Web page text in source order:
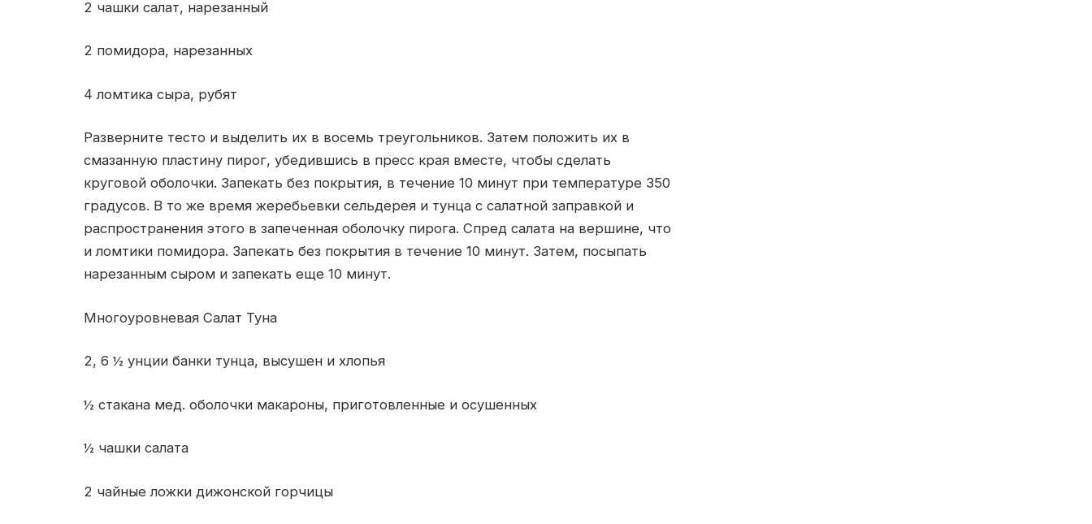
2 чашки салат, нарезанный
2 помидора, нарезанных
4 ломтика сыра, рубят
Разверните тесто и выделить их в восемь треугольников. Затем положить их в
смазанную пластину пирог, убедившись в пресс края вместе, чтобы сделать
круговой оболочки. Запекать без покрытия, в течение 10 минут при температуре 350
градусов. В то же время жеребьевки сельдерея и тунца с салатной заправкой и
распространения этого в запеченная оболочку пирога. Спред салата на вершине, что
и ломтики помидора. Запекать без покрытия в течение 10 минут. Затем, посыпать
нарезанным сыром и запекать еще 10 минут.
Многоуровневая Салат Туна
2, 6 ½ унции банки тунца, высушен и хлопья
½ стакана мед. оболочки макароны, приготовленные и осушенных
½ чашки салата
2 чайные ложки дижонской горчицы